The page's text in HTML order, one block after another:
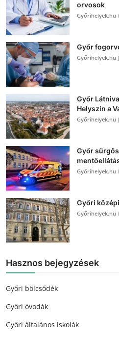
orvosok
Győrihelyek.hu
Győr
Győrihelyek.hu
Győr
Helyszín a
Győrihelyek.hu
Győr
Győrihelyek.hu
Győri
Győrihelyek.hu
Hasznos bejegyzések
Győri bölcsődék
Győri óvodák
Győri általános iskolák